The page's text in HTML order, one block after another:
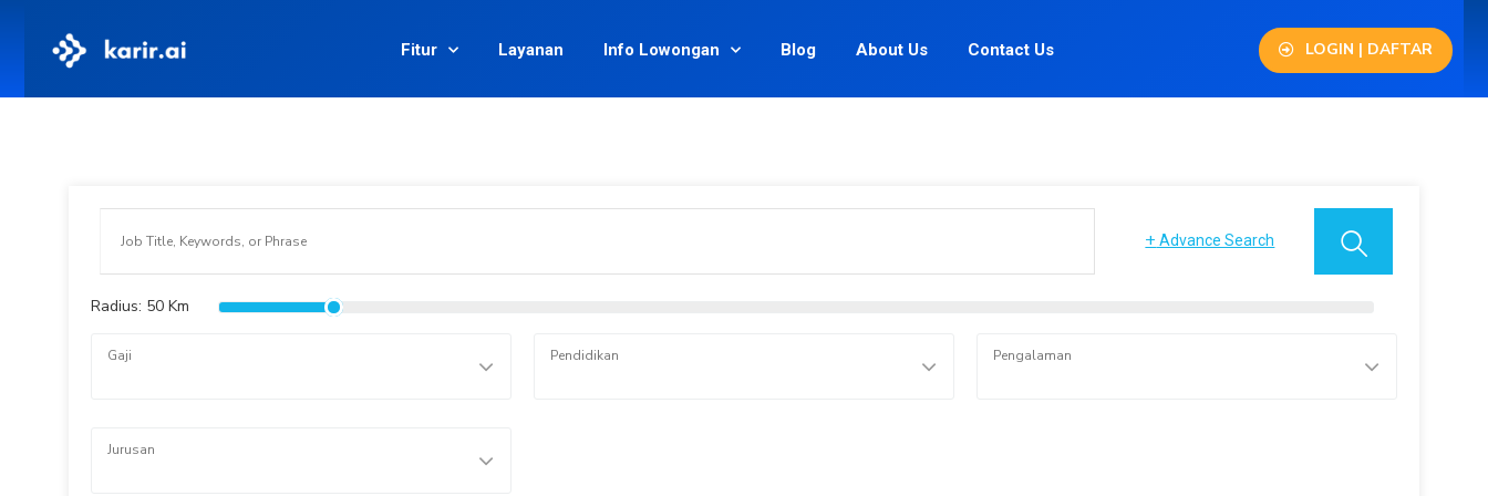
Fitur Layanan Info Lowongan Blog About Us Contact Us LOGIN | DAFTAR
+ Advance Search
Radius: 50 Km